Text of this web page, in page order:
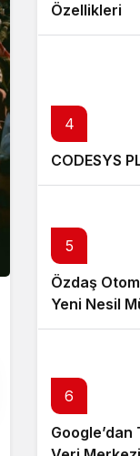
Özellikleri
4
CODESYS
5
Özdaş
Yeni Nesil
6
Google’dan